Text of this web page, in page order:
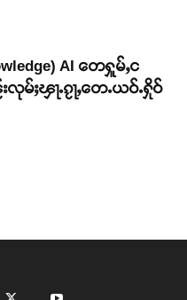
AI တေႁူမ်ႇင
မ်ႈၾႃႉၵႂႃႇတေႉယဝ်ႉႁိုဝ်